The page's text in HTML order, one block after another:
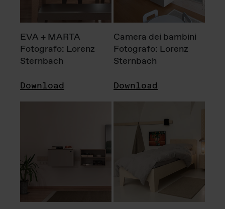
EVA + MARTA
Fotografo: Lorenz
Sternbach
Download
Camera dei bambini
Fotografo: Lorenz
Sternbach
Download